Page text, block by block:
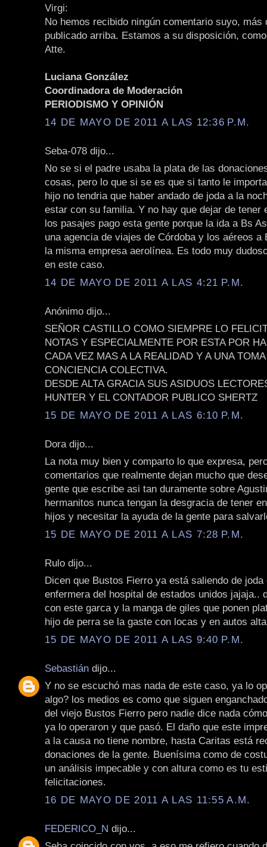
Virgi:
No hemos recibido ningún comentario suyo, más
publicado arriba. Estamos a su disposición,
Atte.
Luciana González
Coordinadora de Moderación
PERIODISMO Y OPINIÓN
14 DE MAYO DE 2011 A LAS 12:36 P.M.
Seba-078 dijo...
No se si el padre usaba la plata de las
cosas, pero lo que si se es que si tanto le
hijo no tendria que haber andado de joda a la
estar con su familia. Y no hay que dejar de tener
los pasajes pago esta gente porque la ida a Bs
una agencia de viajes de Córdoba y los aéreos a
la misma empresa aerolínea. Es todo muy
en este caso.
14 DE MAYO DE 2011 A LAS 4:21 P.M.
Anónimo dijo...
SEÑOR CASTILLO COMO SIEMPRE LO
NOTAS Y ESPECIALMENTE POR ESTA POR
CADA VEZ MAS A LA REALIDAD Y A UNA
CONCIENCIA COLECTIVA.
DESDE ALTA GRACIA SUS ASIDUOS
HUNTER Y EL CONTADOR PUBLICO SHERTZ
15 DE MAYO DE 2011 A LAS 6:10 P.M.
Dora dijo...
La nota muy bien y comparto lo que expresa,
comentarios que realmente dejan mucho que
gente que escribe asi tan duramente sobre
hermanitos nunca tengan la desgracia de tener
hijos y necesitar la ayuda de la gente para
15 DE MAYO DE 2011 A LAS 7:28 P.M.
Rulo dijo...
Dicen que Bustos Fierro ya está saliendo de joda
enfermera del hospital de estados unidos jajaja..
con este garca y la manga de giles que ponen
hijo de perra se la gaste con locas y en autos
15 DE MAYO DE 2011 A LAS 9:40 P.M.
Sebastián dijo...
Y no se escuchó mas nada de este caso, ya lo
algo? los medios es como que siguen
del viejo Bustos Fierro pero nadie dice nada
ya lo operaron y que pasó. El daño que este
a la causa no tiene nombre, hasta Caritas está
donaciones de la gente. Buenísima como de
un análisis impecable y con altura como es tu
felicitaciones.
16 DE MAYO DE 2011 A LAS 11:55 A.M.
FEDERICO_N dijo...